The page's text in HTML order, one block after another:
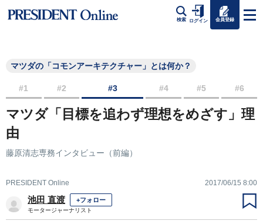
検索 ログイン 会員登録
マツダの「コモンアーキテクチャー」とは何か？
#1 #2 #3 #4 #5 #6
マツダ「目標を追わず理想をめざす」理
由
藤原清志専務インタビュー（前編）
PRESIDENT Online 2017/06/15 8:00
池田 直渡 +フォロー
モータージャーナリスト